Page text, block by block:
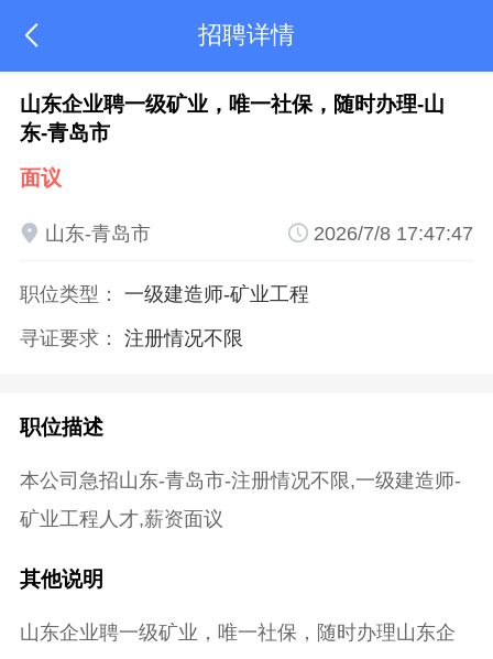
 招聘详情
山东企业聘一级矿业，唯一社保，随时办理-山
东-青岛市
面议
 山东-青岛市  2026/7/8 17:47:47
职位类型： 一级建造师-矿业工程
寻证要求： 注册情况不限
职位描述
本公司急招山东-青岛市-注册情况不限,一级建造师-
矿业工程人才,薪资面议
其他说明
山东企业聘一级矿业，唯一社保，随时办理山东企